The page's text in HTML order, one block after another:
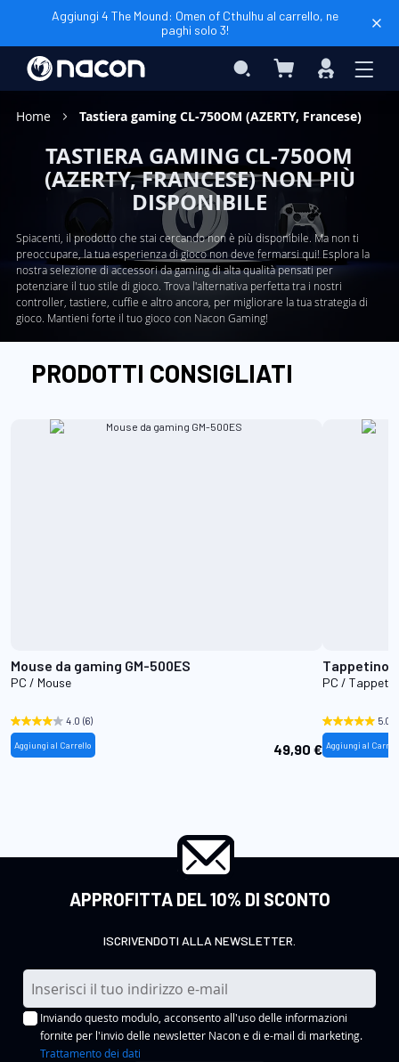
Aggiungi 4 The Mound: Omen of Cthulhu al carrello, ne
paghi solo 3!
Search Carrello Accedi
Home Tastiera gaming CL-750OM (AZERTY, Francese)
TASTIERA GAMING CL-750OM
(AZERTY, FRANCESE) NON PIÙ
DISPONIBILE
Spiacenti, il prodotto che stai cercando non è più disponibile. Ma non ti
preoccupare, la tua esperienza di gioco non deve fermarsi qui! Esplora la
nostra selezione di accessori da gaming di alta qualità pensati per
potenziare il tuo stile di gioco. Trova l'alternativa perfetta tra i nostri
controller, tastiere, cuffie e altro ancora, per migliorare la tua strategia di
gioco. Mantieni forte il tuo gioco con Nacon Gaming!
PRODOTTI CONSIGLIATI
Mouse da gaming GM-500ES
PC / Mouse
4.0 (6)
49,90 €
Aggiungi al Carrello
Tappetino
PC /
5.0
Aggiungi al
APPROFITTA DEL 10% DI SCONTO
ISCRIVENDOTI ALLA NEWSLETTER.
I
s
c
Inviando questo modulo, acconsento all'uso delle informazioni
fornite per l'invio delle newsletter Nacon e di e-mail di marketing.
Trattamento dei dati